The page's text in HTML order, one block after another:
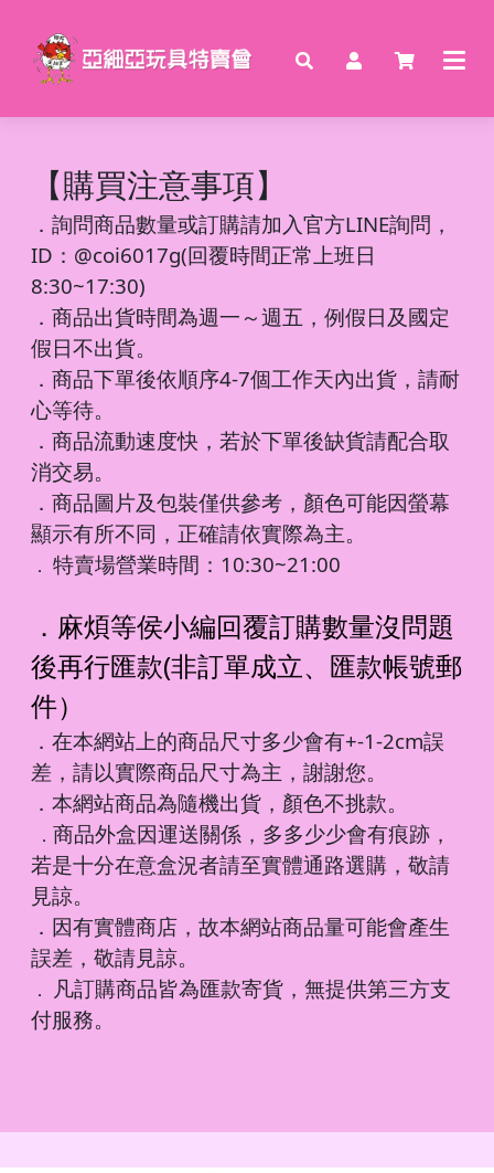
【購買注意事項】
． 詢問商品數量或訂購請加入官方LINE詢問，
ID：@coi6017g(回覆時間正常上班日
8:30~17:30)
．商品出貨時間為週一～週五，例假日及國定
假日不出貨。
．商品下單後依順序4-7個工作天內出貨，請耐
心等待。
．商品流動速度快，若於下單後缺貨請配合取
消交易。
．商品圖片及包裝僅供參考，顏色可能因螢幕
顯示有所不同，正確請依實際為主。
． 特賣場營業時間：10:30~21:00
．麻煩等侯小編回覆訂購數量沒問題
後再行匯款(非訂單成立、匯款帳號郵
件）
．在本網站上的商品尺寸多少會有+-1-2cm誤
差，請以實際商品尺寸為主，謝謝您。
．本網站商品為隨機出貨，顏色不挑款。
． 商品外盒因運送關係，多多少少會有痕跡，
若是十分在意盒況者請至實體通路選購，敬請
見諒。
．因有實體商店，故本網站商品量可能會產生
誤差，敬請見諒。
． 凡訂購商品皆為匯款寄貨，無提供第三方支
付服務。